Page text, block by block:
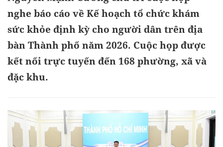
nghe báo cáo về Kế hoạch tổ chức khám
sức khỏe định kỳ cho người dân trên địa
bàn Thành phố năm 2026. Cuộc họp được
kết nối trực tuyến đến 168 phường, xã và
đặc khu.